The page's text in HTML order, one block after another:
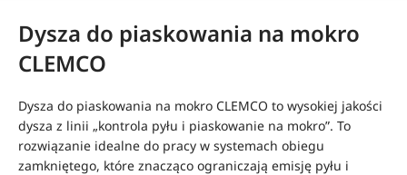
Dysza do piaskowania na mokro
CLEMCO
Dysza do piaskowania na mokro CLEMCO to wysokiej jakości
dysza z linii „kontrola pyłu i piaskowanie na mokro”. To
rozwiązanie idealne do pracy w systemach obiegu
zamkniętego, które znacząco ograniczają emisję pyłu i